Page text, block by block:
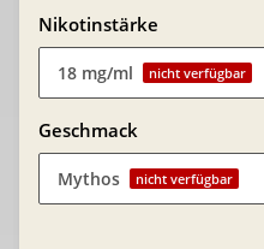
Nikotinstärke
18 mg/ml nicht verfügbar
Geschmack
Mythos nicht verfügbar